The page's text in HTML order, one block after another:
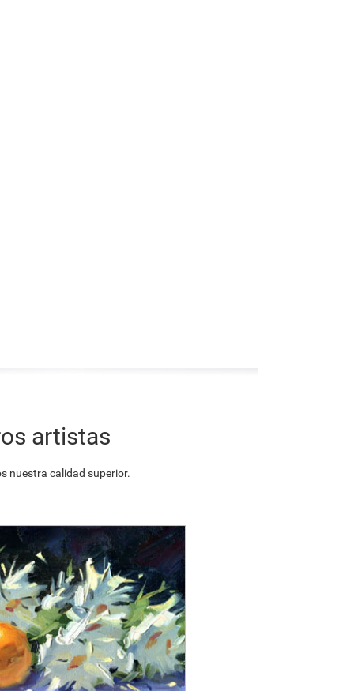
artistas
nuestra calidad superior.